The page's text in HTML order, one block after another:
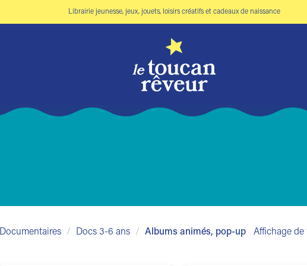
Librairie jeunesse, jeux, jouets, loisirs créatifs et cadeaux de naissance
Documentaires / Docs 3-6 ans / Albums animés, pop-up Affichage de